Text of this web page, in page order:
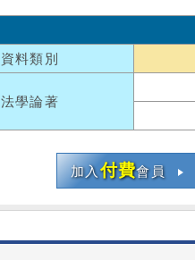
資料類別
法學論著
加入付費會員